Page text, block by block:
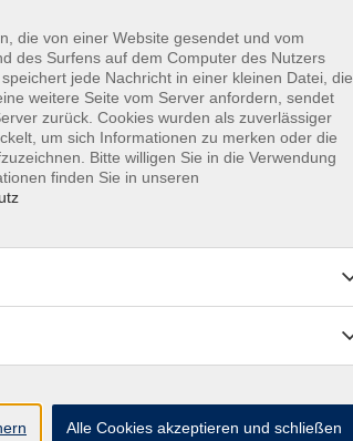
- Bunte Drachen im
- Französisches
mit Mehl T80 Halbvollkorn
Frühstück im Kino Zeil
die von einer Website gesendet und vom
des Surfens auf dem Computer des Nutzers
jede Nachricht in einer kleinen Datei, die
weitere Seite vom Server anfordern, sendet
zurück. Cookies wurden als zuverlässiger
um sich Informationen zu merken oder die
Bitte willigen Sie in die Verwendung
finden Sie in unseren
Alle Cookies akzeptieren und schließen